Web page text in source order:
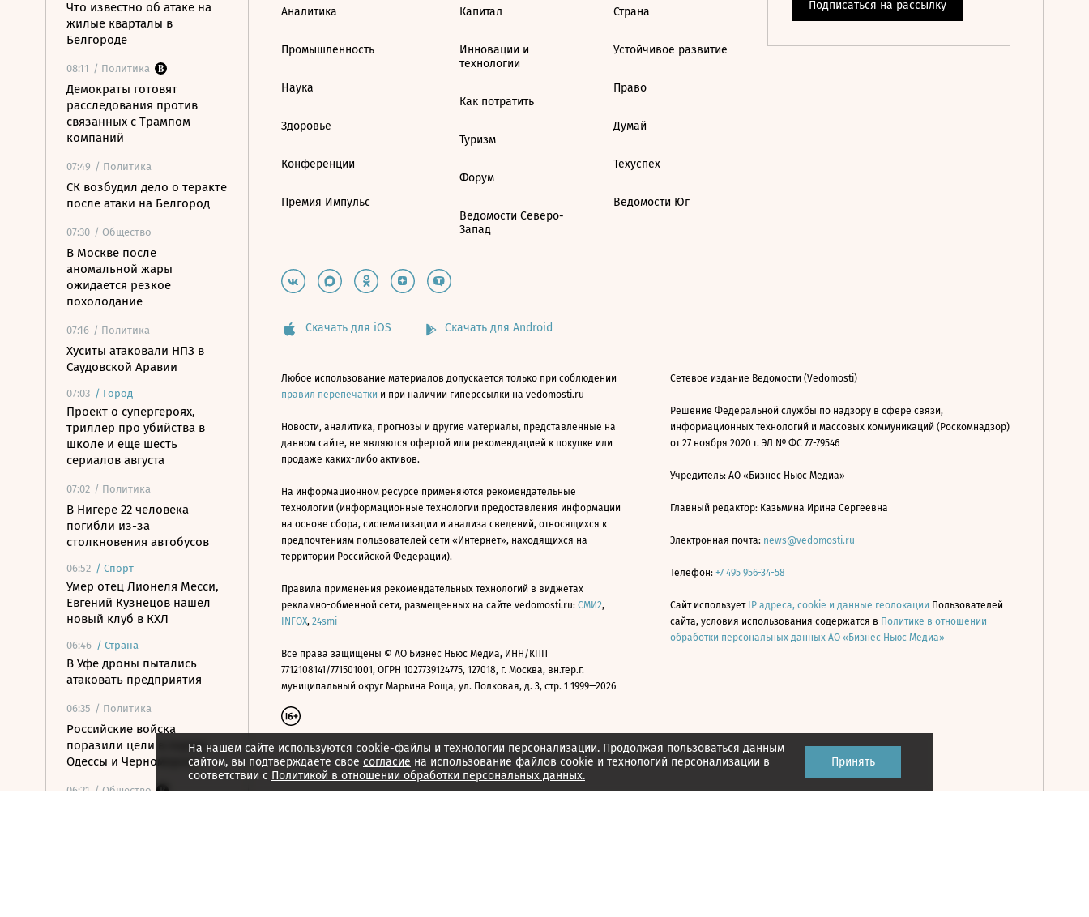
Что известно об атаке на
жилые кварталы в
Белгороде
08:11 / Политика
Демократы готовят
расследования против
связанных с Трампом
компаний
07:49 / Политика
СК возбудил дело о теракте
после атаки на Белгород
07:30 / Общество
В Москве после
аномальной жары
ожидается резкое
похолодание
07:16 / Политика
Хуситы атаковали НПЗ в
Саудовской Аравии
07:03 / Город
Проект о супергероях,
триллер про убийства в
школе и еще шесть
сериалов августа
07:02 / Политика
В Нигере 22 человека
погибли из-за
столкновения автобусов
06:52 / Спорт
Умер отец Лионеля Месси,
Евгений Кузнецов нашел
новый клуб в КХЛ
06:46 / Страна
В Уфе дроны пытались
атаковать предприятия
06:35 / Политика
Российские войска
поразили цели в портах
Одессы и Черноморска
06:21 / Общество
На нашем сайте используются cookie-файлы и технологии персонализации. Продолжая пользоваться данным
сайтом, вы подтверждаете свое согласие на использование файлов cookie и технологий персонализации в
соответствии с Политикой в отношении обработки персональных данных.
Принять
Аналитика
Промышленность
Наука
Здоровье
Конференции
Премия Импульс
Капитал
Инновации и
технологии
Как потратить
Туризм
Форум
Ведомости Северо-
Запад
Страна
Устойчивое развитие
Право
Думай
Техуспех
Ведомости Юг
Скачать для iOS Скачать для Android
Любое использование материалов допускается только при соблюдении
правил перепечатки и при наличии гиперссылки на vedomosti.ru
Новости, аналитика, прогнозы и другие материалы, представленные на
данном сайте, не являются офертой или рекомендацией к покупке или
продаже каких-либо активов.
На информационном ресурсе применяются рекомендательные
технологии (информационные технологии предоставления информации
на основе сбора, систематизации и анализа сведений, относящихся к
предпочтениям пользователей сети «Интернет», находящихся на
территории Российской Федерации).
Правила применения рекомендательных технологий в виджетах
рекламно-обменной сети, размещенных на сайте vedomosti.ru: СМИ2,
INFOX, 24smi
Все права защищены © АО Бизнес Ньюс Медиа, ИНН/КПП
7712108141/771501001, ОГРН 1027739124775, 127018, г. Москва, вн.тер.г.
муниципальный округ Марьина Роща, ул. Полковая, д. 3, стр. 1 1999—2026
Сетевое издание Ведомости (Vedomosti)
Решение Федеральной службы по надзору в сфере связи,
информационных технологий и массовых коммуникаций (Роскомнадзор)
от 27 ноября 2020 г. ЭЛ № ФС 77-79546
Учредитель: АО «Бизнес Ньюс Медиа»
Главный редактор: Казьмина Ирина Сергеевна
Электронная почта: news@vedomosti.ru
Телефон: +7 495 956-34-58
Сайт использует IP адреса, cookie и данные геолокации Пользователей
сайта, условия использования содержатся в Политике в отношении
обработки персональных данных АО «Бизнес Ньюс Медиа»